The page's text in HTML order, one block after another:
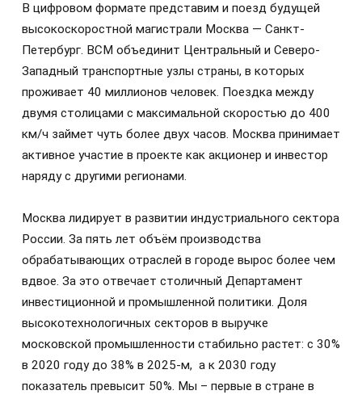
В цифровом формате представим и поезд будущей
высокоскоростной магистрали Москва — Санкт-
Петербург. ВСМ объединит Центральный и Северо-
Западный транспортные узлы страны, в которых
проживает 40 миллионов человек. Поездка между
двумя столицами с максимальной скоростью до 400
км/ч займет чуть более двух часов. Москва принимает
активное участие в проекте как акционер и инвестор
наряду с другими регионами.
Москва лидирует в развитии индустриального сектора
России. За пять лет объём производства
обрабатывающих отраслей в городе вырос более чем
вдвое. За это отвечает столичный Департамент
инвестиционной и промышленной политики. Доля
высокотехнологичных секторов в выручке
московской промышленности стабильно растет: с 30%
в 2020 году до 38% в 2025-м, а к 2030 году
показатель превысит 50%. Мы – первые в стране в